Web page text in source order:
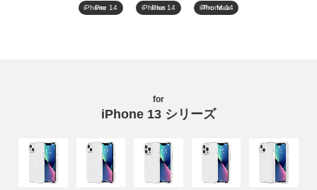
iPhone 14 Pro iPhone 14 Plus iPhone 14 Pro Max
for
iPhone 13 シリーズ